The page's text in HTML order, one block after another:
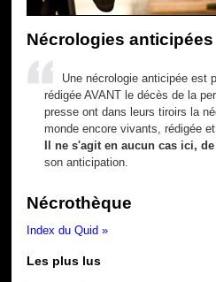
Nécrologies anticipées
Une nécrologie anticipée est
rédigée AVANT le décès de la
presse ont dans leurs tiroirs la
monde encore vivants, rédigée
Il ne s'agit en aucun cas ici,
son anticipation.
Nécrothèque
Index du Quid »
Les plus lus